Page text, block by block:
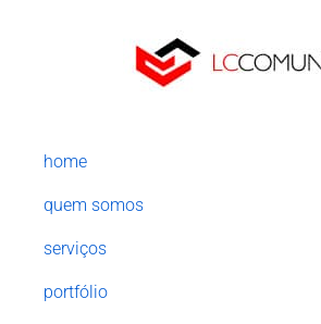
home
quem somos
serviços
portfólio